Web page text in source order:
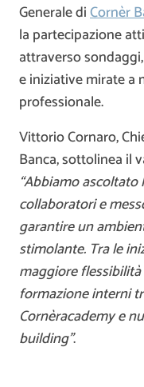
Generale diCornèr
la partecipazione
attraverso
e iniziative mirate a
professionale.
Vittorio Cornaro,
Banca, sottolinea il
“Abbiamo
collaboratori e
garantire un
stimolante. Tra le
maggiore
formazione interni
Cornèracademy e
building”.